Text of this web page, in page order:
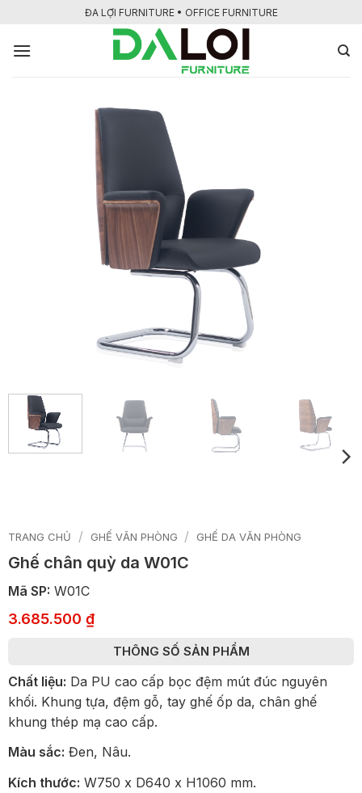
nội
ĐA LỢI FURNITURE • OFFICE FURNITURE
TRANG CHỦ / GHẾ VĂN PHÒNG / GHẾ DA VĂN PHÒNG
Ghế chân quỳ da W01C
Mã SP: W01C
3.685.500 ₫
THÔNG SỐ SẢN PHẨM
Chất liệu: Da PU cao cấp bọc đệm mút đúc nguyên
khối. Khung tựa, đệm gỗ, tay ghế ốp da, chân ghế
khung thép mạ cao cấp.
Màu sắc: Đen, Nâu.
Kích thước: W750 x D640 x H1060 mm.